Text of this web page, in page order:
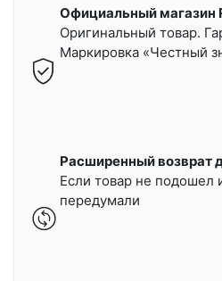
Официальный магазин
Оригинальный товар.
Маркировка «Честный
Расширенный возврат
Если товар не подошел
передумали